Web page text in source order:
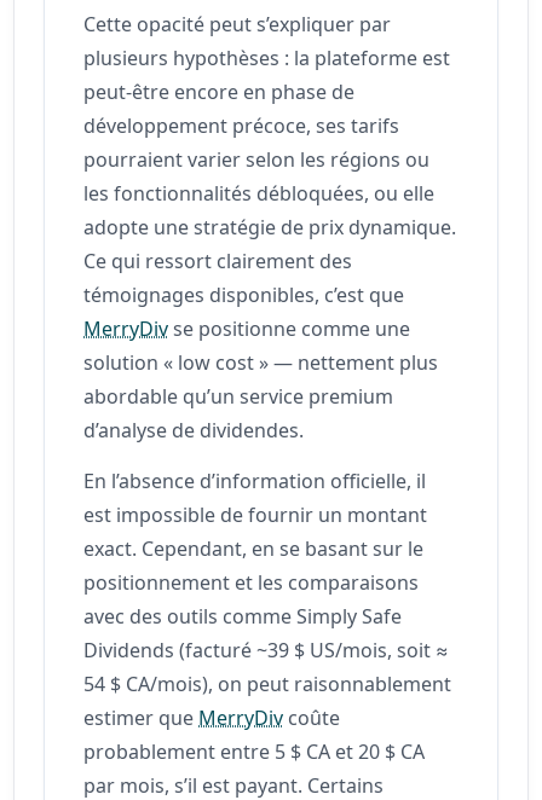
Cette opacité peut s’expliquer par
plusieurs hypothèses : la plateforme est
peut-être encore en phase de
développement précoce, ses tarifs
pourraient varier selon les régions ou
les fonctionnalités débloquées, ou elle
adopte une stratégie de prix dynamique.
Ce qui ressort clairement des
témoignages disponibles, c’est que
MerryDivse positionne comme une
solution « low cost » — nettement plus
abordable qu’un service premium
d’analyse de dividendes.
En l’absence d’information officielle, il
est impossible de fournir un montant
exact. Cependant, en se basant sur le
positionnement et les comparaisons
avec des outils comme Simply Safe
Dividends (facturé ~39 $ US/mois, soit ≈
54 $ CA/mois), on peut raisonnablement
estimer que MerryDiv coûte
probablement entre 5 $ CA et 20 $ CA
par mois, s’il est payant. Certains